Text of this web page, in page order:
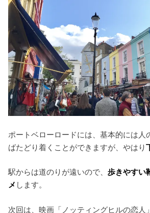
ポートベローロードには、基本的には人
ばたどり着くことができますが、やはり
駅からは道のりが遠いので、歩きやすい
メ します。
次回は、映画「ノッティングヒルの恋人